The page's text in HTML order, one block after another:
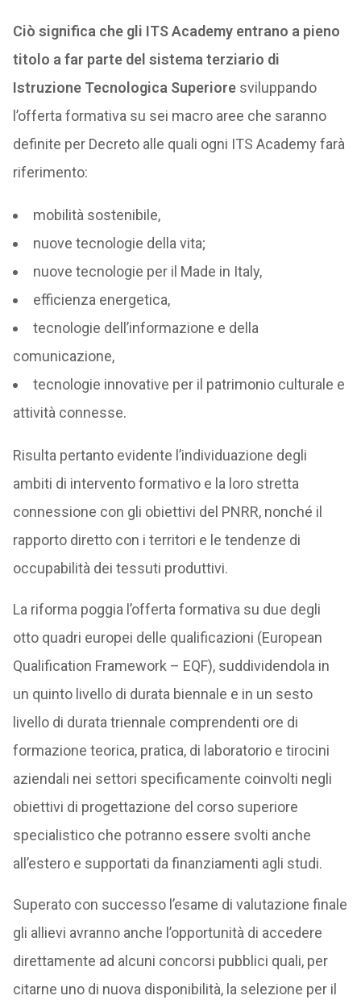
Ciò significa che gli ITS Academy entrano a pieno
titolo a far parte del sistema terziario di
Istruzione Tecnologica Superioresviluppando
l’offerta formativa su sei macro aree che saranno
definite per Decreto alle quali ogni ITS Academy farà
riferimento:
mobilità sostenibile,
nuove tecnologie della vita;
nuove tecnologie per il Made in Italy,
efficienza energetica,
tecnologie dell’informazione e della
comunicazione,
tecnologie innovative per il patrimonio culturale e
attività connesse.
Risulta pertanto evidente l’individuazione degli
ambiti di intervento formativo e la loro stretta
connessione con gli obiettivi del PNRR, nonché il
rapporto diretto con i territori e le tendenze di
occupabilità dei tessuti produttivi.
La riforma poggia l’offerta formativa su due degli
otto quadri europei delle qualificazioni (European
Qualification Framework – EQF), suddividendola in
un quinto livello di durata biennale e in un sesto
livello di durata triennale comprendenti ore di
formazione teorica, pratica, di laboratorio e tirocini
aziendali nei settori specificamente coinvolti negli
obiettivi di progettazione del corso superiore
specialistico che potranno essere svolti anche
all’estero e supportati da finanziamenti agli studi.
Superato con successo l’esame di valutazione finale
gli allievi avranno anche l’opportunità di accedere
direttamente ad alcuni concorsi pubblici quali, per
citarne uno di nuova disponibilità, la selezione per il